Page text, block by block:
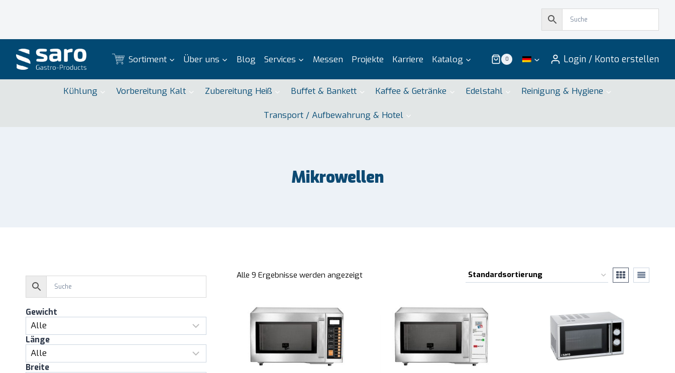
Sortiment Über uns Blog Services Messen Projekte Karriere Katalog 0 Login / Konto erstellen
Kühlung Vorbereitung Kalt Zubereitung Heiß Buffet & Bankett Kaffee & Getränke Edelstahl Reinigung & Hygiene
Transport / Aufbewahrung & Hotel
Mikrowellen
Alle 9 Ergebnisse werden angezeigt
Gewicht
Länge
Breite